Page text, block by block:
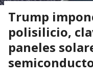
Trump
polisilicio,
paneles